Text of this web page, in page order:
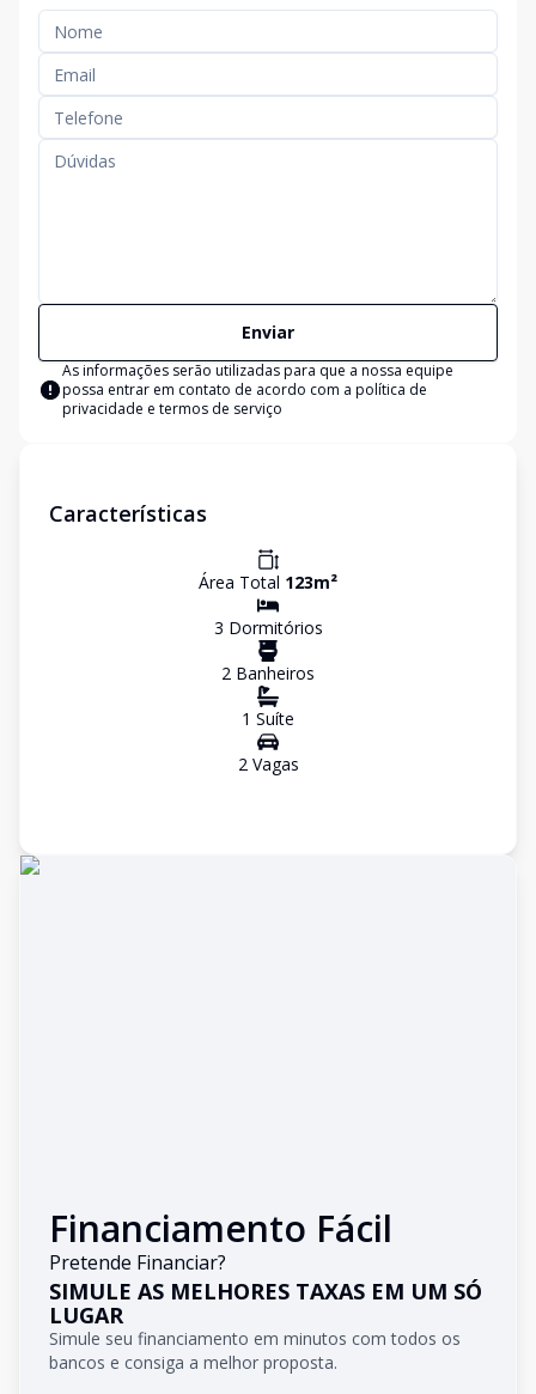
Enviar
As informações serão utilizadas para que a nossa equipe
possa entrar em contato de acordo com a política de
privacidade e termos de serviço
Características
Área Total 123m²
3 Dormitórios
2 Banheiros
1 Suíte
2Vagas
Financiamento Fácil
Pretende Financiar?
SIMULE AS MELHORES TAXAS EM UM SÓ
LUGAR
Simule seu financiamento em minutos com todos os
bancos e consiga a melhor proposta.